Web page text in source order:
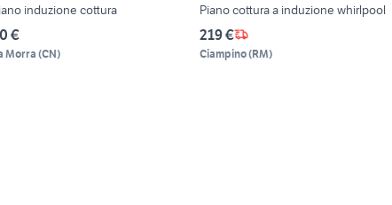
induzione cottura
€
Morra (CN)
Piano cottura a induzione whirlpool
219 €
Ciampino(RM)